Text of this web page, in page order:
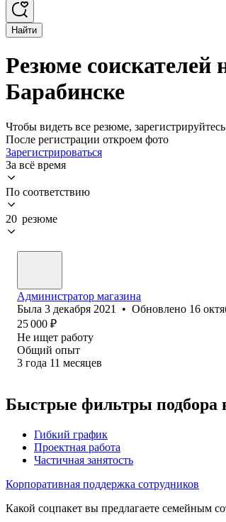
Найти
Резюме
Барабинске
Чтобы видеть все резюме, зарегистрируйтесь
После регистрации откроем фото
Зарегистрироваться
За всё время
По соответствию
20 резюме
Администратор магазина
Была 3 декабря 2021 • Обновлено 16
25 000 ₽
Не ищет работу
Общий опыт
3 года 11 месяцев
Быстрые фильтры подбора
Гибкий график
Проектная работа
Частичная занятость
Корпоративная поддержка сотрудников
Какой соцпакет вы предлагаете семейным